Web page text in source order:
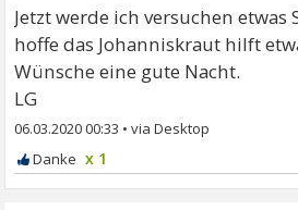
Jetzt werde ich versuchen etwas
hoffe das Johanniskraut hilft
Wünsche eine gute Nacht.
LG
06.03.2020 00:33 •
x 1